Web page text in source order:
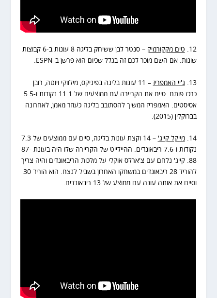
12. טים מקקורמיק
– סנטר לבן ששיחק בליגה 8 עונות ב-6 קבוצות
שונות. אם השם מוכר לכם זה בגלל שכיום הוא פרשן ב-ESPN.
13. ג'יי האמפריז
– 11 עונות בליגה בפיניקס, מילווקי ויוטה, רובן
כרכז פותח. סיים את הקריירה עם ממוצעים של 11.1 נקודות ו-5.5
אסיסטים. האמפריז המשיך להסתובב בליגה כעוזר מאמן, לאחרונה
בברוקלין (2015).
14. מייקל קייג'
– 14 וקצת עונות בליגה, סיים עם ממוצעים של 7.3
נקודות ו-7.6 ריבאונדים. ההיילייט של הקריירה שלו היה בעונת 87-
88. קייג' נלחם עם צ'ארלס אוקלי על מלכות הריבאונדים והיה צריך
להוריד 28 ריבאונדים במשחקו האחרון בשביל לנצח. הוא הוריד 30
וסיים את אותה עונה עם ממוצע של 13 ריבאונדים.